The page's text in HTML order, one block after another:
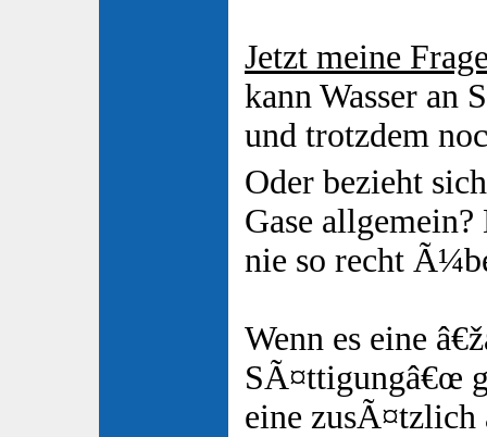
Jetzt meine
kann Wasser an
und trotzdem
Oder bezieht
Gase
nie so recht
Wenn es eine
SÃ¤ttigungâ€œ
eine zusÃ¤tzlich